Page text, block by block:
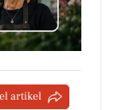
artikel